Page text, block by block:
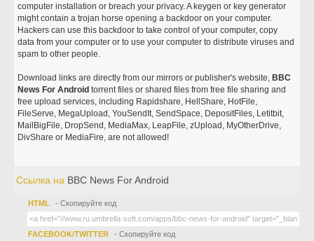
computer installation or breach your privacy. A keygen or key generator
might contain a trojan horse opening a backdoor on your computer.
Hackers can use this backdoor to take control of your computer, copy
data from your computer or to use your computer to distribute viruses and
spam to other people.
Download links are directly from our mirrors or publisher's website, BBC
News For Android torrent files or shared files from free file sharing and
free upload services, including Rapidshare, HellShare, HotFile,
FileServe, MegaUpload, YouSendIt, SendSpace, DepositFiles, Letitbit,
MailBigFile, DropSend, MediaMax, LeapFile, zUpload, MyOtherDrive,
DivShare or MediaFire, are not allowed!
Ссылка на BBC News For Android
HTML - Скопируйте код
FACEBOOK/TWITTER - Скопируйте код